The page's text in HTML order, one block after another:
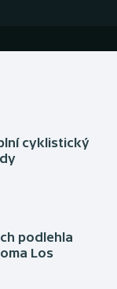
cyklistický
podlehla
Los